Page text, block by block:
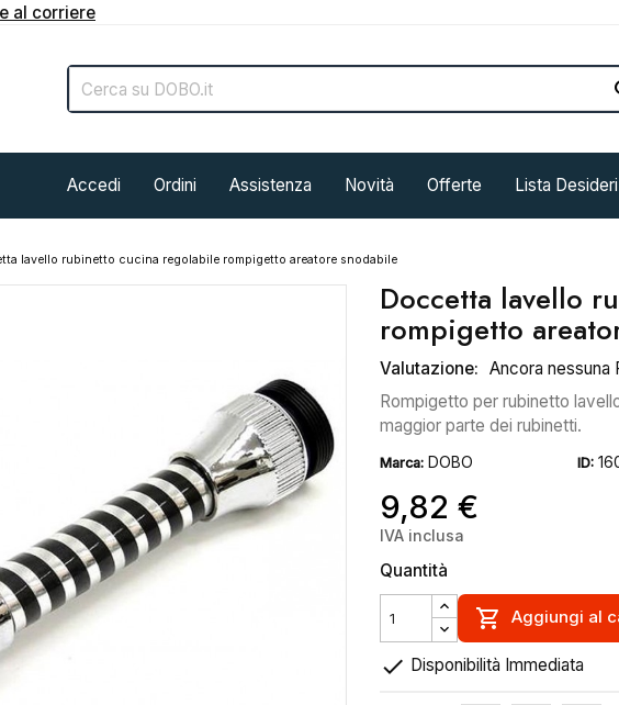
al corriere
Accedi Ordini Assistenza Novità Offerte Lista Desideri
lavello rubinetto cucina regolabile rompigetto areatore snodabile
Doccetta lavello
rompigetto
Valutazione: Ancora nessuna
Rompigetto per rubinetto
maggior parte dei rubinetti.
Marca: DOBO ID:
9,82 €
IVA inclusa
Quantità
 Aggiungi al
 Disponibilità Immediata